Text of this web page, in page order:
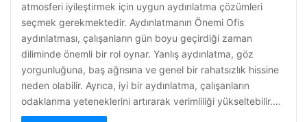
atmosferi iyileştirmek için uygun aydınlatma çözümleri
seçmek gerekmektedir. Aydınlatmanın Önemi Ofis
aydınlatması, çalışanların gün boyu geçirdiği zaman
diliminde önemli bir rol oynar. Yanlış aydınlatma, göz
yorgunluğuna, baş ağrısına ve genel bir rahatsızlık hissine
neden olabilir. Ayrıca, iyi bir aydınlatma, çalışanların
odaklanma yeteneklerini artırarak verimliliği yükseltebilir.…